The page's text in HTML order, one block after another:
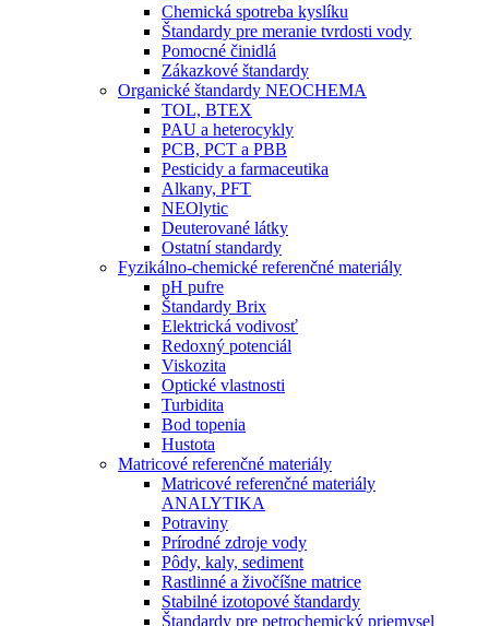
Chemická spotreba kyslíku
Štandardy pre meranie tvrdosti vody
Pomocné činidlá
Zákazkové štandardy
Organické štandardy NEOCHEMA
TOL, BTEX
PAU a heterocykly
PCB, PCT a PBB
Pesticidy a farmaceutika
Alkany, PFT
NEOlytic
Deuterované látky
Ostatní standardy
Fyzikálno-chemické referenčné materiály
pH pufre
Štandardy Brix
Elektrická vodivosť
Redoxný potenciál
Viskozita
Optické vlastnosti
Turbidita
Bod topenia
Hustota
Matricové referenčné materiály
Matricové referenčné materiály
ANALYTIKA
Potraviny
Prírodné zdroje vody
Pôdy, kaly, sediment
Rastlinné a živočíšne matrice
Stabilné izotopové štandardy
Štandardy pre petrochemický priemysel